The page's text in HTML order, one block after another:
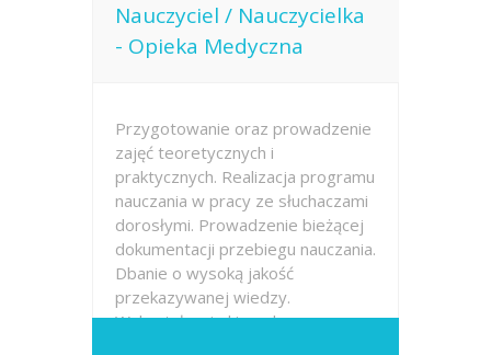
Nauczyciel / Nauczycielka
- Opieka Medyczna
Przygotowanie oraz prowadzenie
zajęć teoretycznych i
praktycznych. Realizacja programu
nauczania w pracy ze słuchaczami
dorosłymi. Prowadzenie bieżącej
dokumentacji przebiegu nauczania.
Dbanie o wysoką jakość
przekazywanej wiedzy.
Wykształcenie kierunkowe...